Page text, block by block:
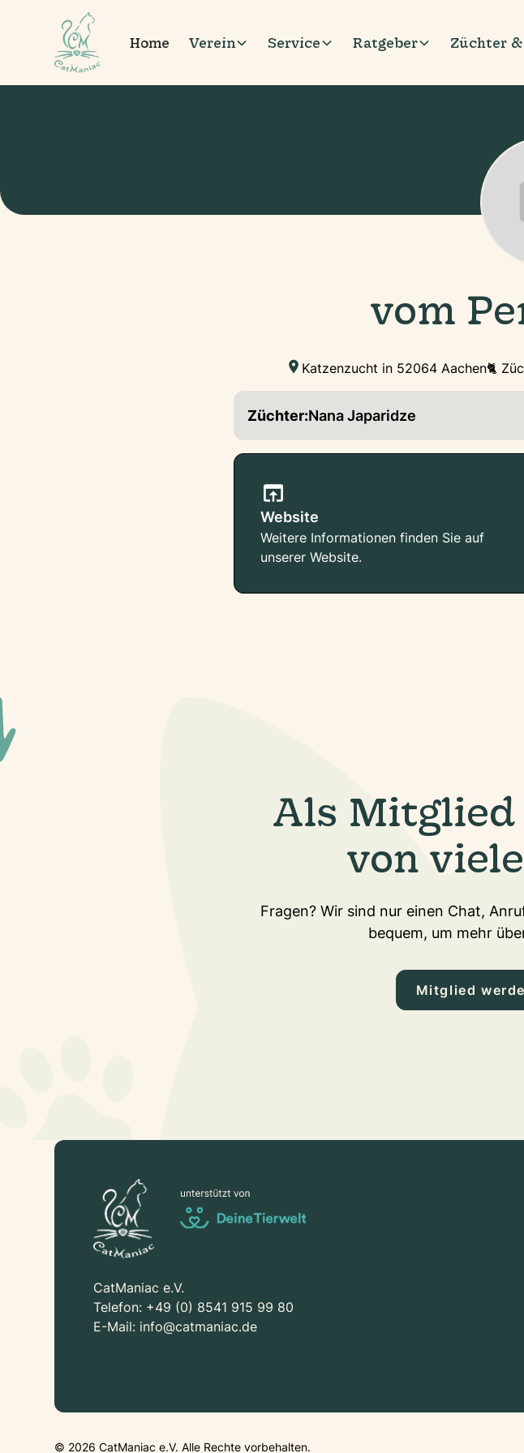
Home Verein Service Ratgeber Züchter
vom
Katzenzucht in 52064 Aachen🐈
Züchter:Nana Japaridze
Website
Weitere Informationen finden Sie auf
unserer Website.
Als
von
Fragen? Wir sind nur einen Chat,
bequem, um mehr
Mitglied
CatManiac e.V.
Telefon: +49 (0) 8541 915 99 80
E-Mail: info@catmaniac.de
© 2026 CatManiac e.V. Alle Rechte vorbehalten.